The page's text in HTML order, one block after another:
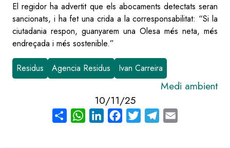
El regidor ha advertit que els abocaments detectats seran
sancionats, i ha fet una crida a la corresponsabilitat: “Si la
ciutadania respon, guanyarem una Olesa més neta, més
endreçada i més sostenible.”
Residus Agencia Residus Ivan Carreira
Medi ambient
10/11/25
Share WhatsAppLinkedInFacebook
Twitter Telegram